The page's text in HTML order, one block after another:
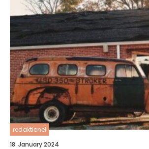
redaktionel
18. January 2024